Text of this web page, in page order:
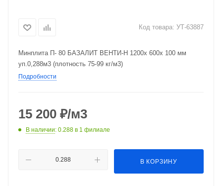
Код товара: УТ-63887
Минплита П- 80 БАЗАЛИТ ВЕНТИ-Н 1200х 600х 100 мм
уп.0,288м3 (плотность 75-99 кг/м3)
Подробности
15 200 ₽/м3
В наличии: 0.288 в 1 филиале
В КОРЗИНУ